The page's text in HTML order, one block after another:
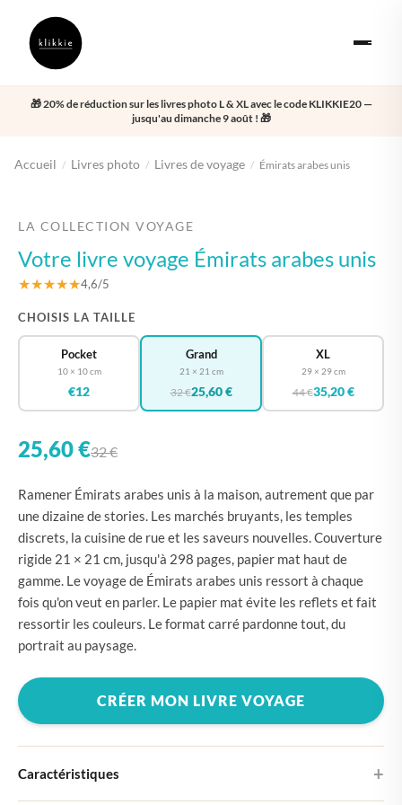
🎁 20% de réduction sur les livres photo L & XL avec le code KLIKKIE20 —
jusqu'au dimanche 9 août ! 🎁
Accueil / Livres photo / Livres de voyage / Émirats arabes unis
LA COLLECTION VOYAGE
Votre livre voyage Émirats arabes unis
★★★★★4,6/5
CHOISIS LA TAILLE
Pocket
10 × 10 cm
€12
Grand
21 × 21 cm
32 €25,60 €
XL
29 × 29 cm
44 €35,20 €
25,60 €32 €
Ramener Émirats arabes unis à la maison, autrement que par
une dizaine de stories. Les marchés bruyants, les temples
discrets, la cuisine de rue et les saveurs nouvelles. Couverture
rigide 21 × 21 cm, jusqu'à 298 pages, papier mat haut de
gamme. Le voyage de Émirats arabes unis ressort à chaque
fois qu'on veut en parler. Le papier mat évite les reflets et fait
ressortir les couleurs. Le format carré pardonne tout, du
portrait au paysage.
CRÉER MON LIVRE VOYAGE
Caractéristiques